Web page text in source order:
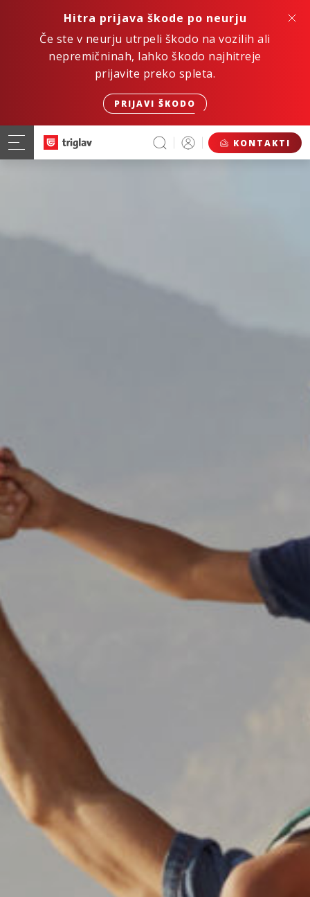
Hitra prijava škode po neurju
Če ste v neurju utrpeli škodo na vozilih ali
nepremičninah, lahko škodo najhitreje
prijavite preko spleta.
PRIJAVI ŠKODO
KONTAKTI